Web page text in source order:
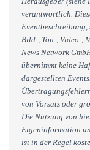
verantwortlich.
Bild-, Ton-, Video-,
News Network
übernimmt keine
dargestellten
von Vorsatz oder
Die Nutzung von
Eigeninformation
ist in der Regel